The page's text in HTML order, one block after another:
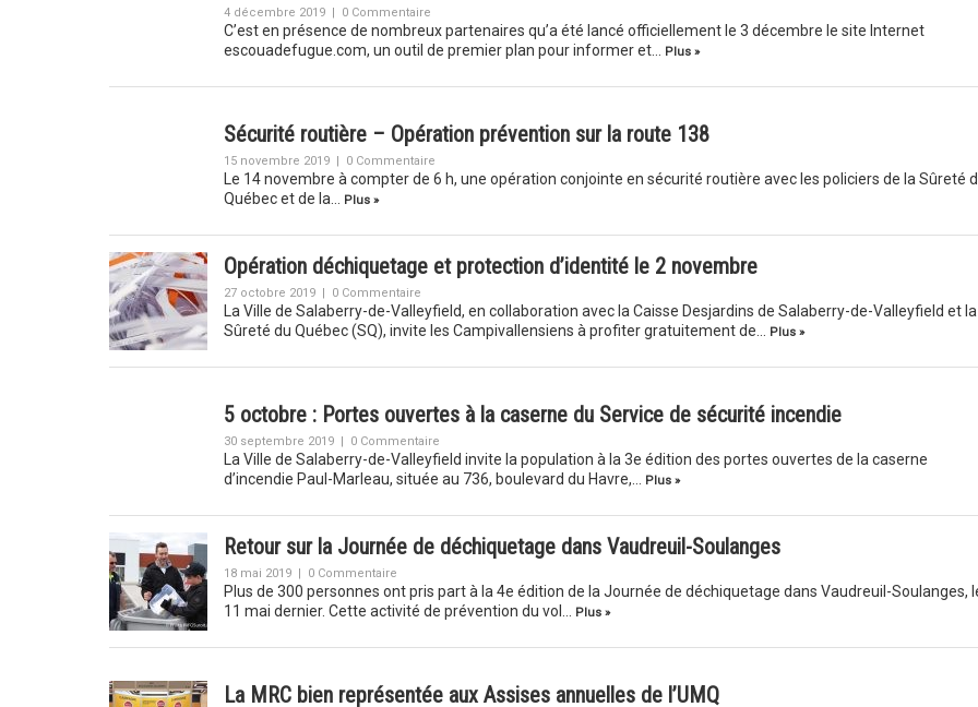
4 décembre 2019 | 0 Commentaire
C’est en présence de nombreux partenaires qu’a été lancé officiellement le 3 décembre le site Internet
escouadefugue.com, un outil de premier plan pour informer et…
Plus »
Sécurité routière – Opération prévention sur la route 138
15 novembre 2019 | 0 Commentaire
Le 14 novembre à compter de 6 h, une opération conjointe en sécurité routière avec les policiers de la Sûreté
Québec et de la…
Plus »
Opération déchiquetage et protection d’identité le 2 novembre
27 octobre 2019 | 0 Commentaire
La Ville de Salaberry-de-Valleyfield, en collaboration avec la Caisse Desjardins de Salaberry-de-Valleyfield et la
Sûreté du Québec (SQ), invite les Campivallensiens à profiter gratuitement de…
Plus »
5 octobre : Portes ouvertes à la caserne du Service de sécurité incendie
30 septembre 2019 | 0 Commentaire
La Ville de Salaberry-de-Valleyfield invite la population à la 3e édition des portes ouvertes de la caserne
d’incendie Paul-Marleau, située au 736, boulevard du Havre,…
Plus »
Retour sur la Journée de déchiquetage dans Vaudreuil-Soulanges
18 mai 2019 | 0 Commentaire
Plus de 300 personnes ont pris part à la 4e édition de la Journée de déchiquetage dans Vaudreuil-Soulanges,
11 mai dernier. Cette activité de prévention du vol…
Plus »
La MRC bien représentée aux Assises annuelles de l’UMQ